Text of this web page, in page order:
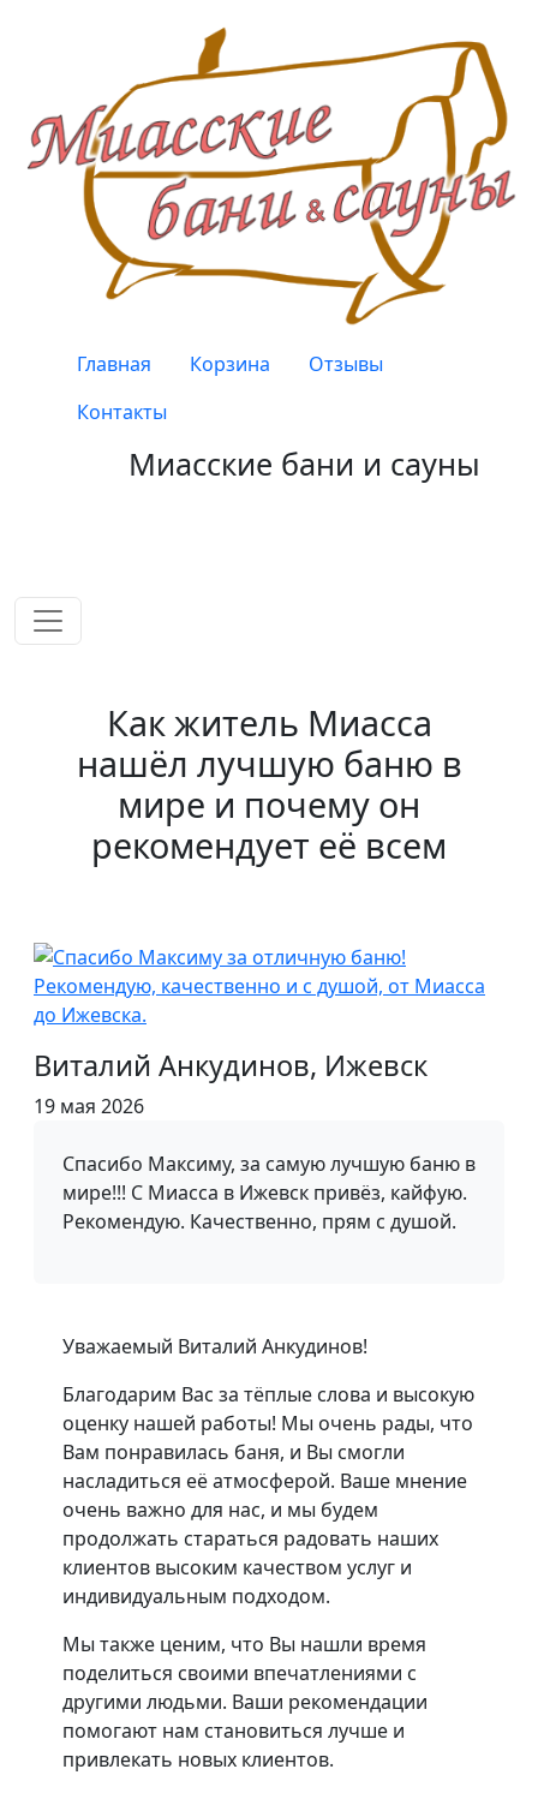
Верхнее меню
Главная Корзина
Отзывы
Контакты
Миасские бани и сауны
Как житель Миасса
нашёл лучшую баню в
мире и почему он
рекомендует её всем
Виталий Анкудинов, Ижевск
19 мая 2026
Спасибо Максиму, за самую лучшую баню в
мире!!! С Миасса в Ижевск привёз, кайфую.
Рекомендую. Качественно, прям с душой.
Уважаемый Виталий Анкудинов!
Благодарим Вас за тёплые слова и высокую
оценку нашей работы! Мы очень рады, что
Вам понравилась баня, и Вы смогли
насладиться её атмосферой. Ваше мнение
очень важно для нас, и мы будем
продолжать стараться радовать наших
клиентов высоким качеством услуг и
индивидуальным подходом.
Мы также ценим, что Вы нашли время
поделиться своими впечатлениями с
другими людьми. Ваши рекомендации
помогают нам становиться лучше и
привлекать новых клиентов.